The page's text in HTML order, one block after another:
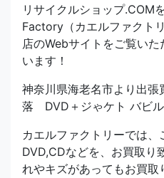
リサイクルショップ.COM
Factory（カエルファクト
店のWebサイトをご覧い
います！
神奈川県海老名市より出
落 DVD＋ジゃケト バビル
カエルファクトリーでは、
DVD,CDなどを、お買取り
れやキズがあってもお買